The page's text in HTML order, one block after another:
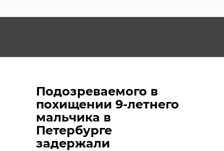
Подозреваемого в
похищении 9-летнего
мальчика в
Петербурге
задержали